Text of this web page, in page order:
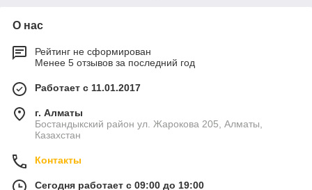
О нас
Рейтинг не сформирован
Менее 5 отзывов за последний год
Работает с 11.01.2017
г. Алматы
Бостандыкский район ул. Жарокова 205, Алматы,
Казахстан
Контакты
Сегодня работает с 09:00 до 19:00